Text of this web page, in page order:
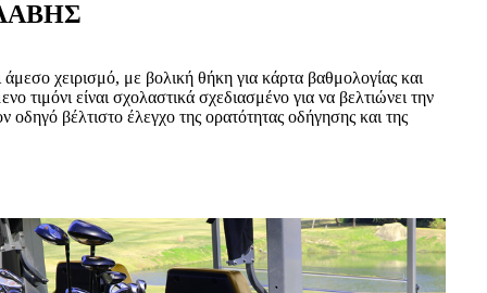
άμεσο χειρισμό, με βολική θήκη για κάρτα βαθμολογίας και
τιμόνι είναι σχολαστικά σχεδιασμένο για να βελτιώνει την
οδηγό βέλτιστο έλεγχο της ορατότητας οδήγησης και της